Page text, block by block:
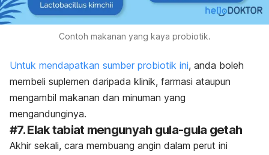
Contoh makanan yang kaya probiotik.
Untuk mendapatkan sumber probiotik ini, anda boleh
membeli suplemen daripada klinik, farmasi ataupun
mengambil makanan dan minuman yang
mengandunginya.
#7. Elak tabiat mengunyah gula-gula getah
Akhir sekali, cara membuang angin dalam perut ini